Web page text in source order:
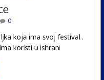
0
koja ima svoj festival .
koristi u ishrani